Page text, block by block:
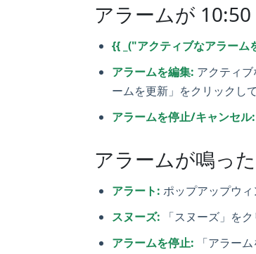
アラームが
{{ _("アクティブなアラーム
アラームを編集: アクティ
ームを更新」をクリックし
アラームを停止/キャンセル:
アラームが鳴っ
アラート: ポップアップウィ
スヌーズ: 「スヌーズ」を
アラームを停止: 「アラー